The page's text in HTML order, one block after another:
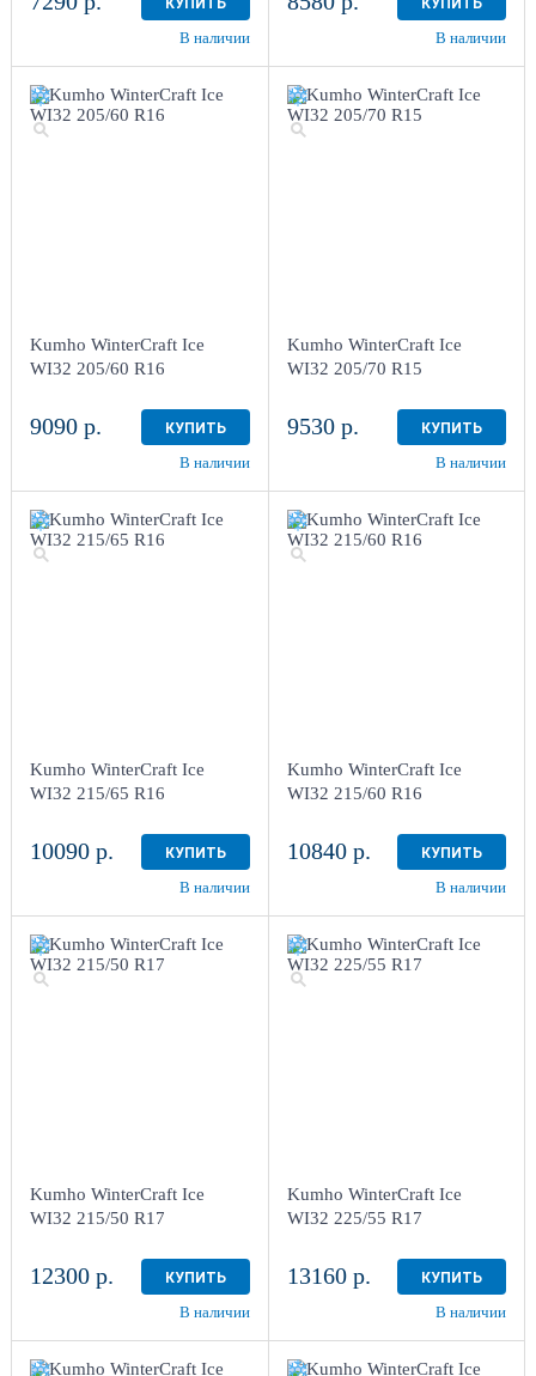
В наличии В наличии
Kumho WinterCraft Ice
WI32 205/60 R16
9090 р. КУПИТЬ
В наличии
Kumho WinterCraft Ice
WI32 205/70 R15
9530 р. КУПИТЬ
В наличии
Kumho WinterCraft Ice
WI32 215/65 R16
10090 р. КУПИТЬ
В наличии
Kumho WinterCraft Ice
WI32 215/60 R16
10840 р. КУПИТЬ
В наличии
Kumho WinterCraft Ice
WI32 215/50 R17
12300 р. КУПИТЬ
В наличии
Kumho WinterCraft Ice
WI32 225/55 R17
13160 р. КУПИТЬ
В наличии